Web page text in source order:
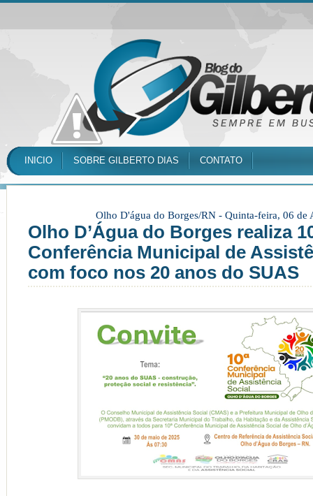
INICIO SOBRE GILBERTO DIAS CONTATO
Olho D'água do Borges/RN - Quinta-feira, 06 de
Olho D’Água do Borges realiza
Conferência Municipal de
com foco nos 20 anos do SUAS